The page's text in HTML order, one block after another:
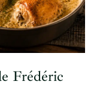
Frédéric